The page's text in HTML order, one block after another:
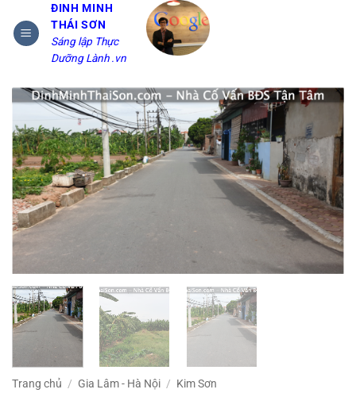
qua
ĐINH MINH
THÁI SƠN
Sáng lập Thực
Dưỡng Lành .vn
Trang chủ / Gia Lâm - Hà Nội / Kim Sơn